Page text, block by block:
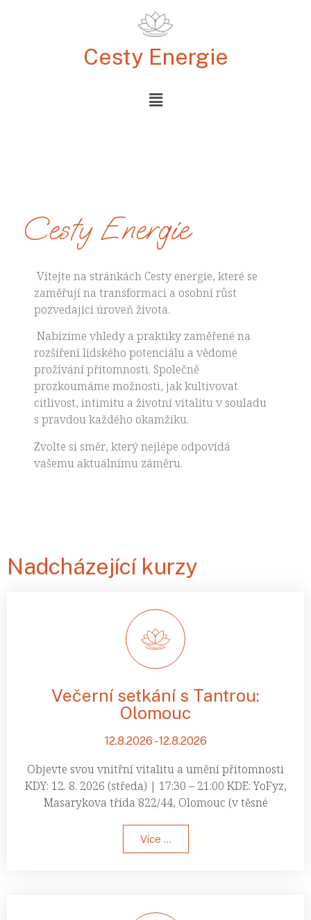
Cesty Energie
Cesty Energie
Vítejte na stránkách Cesty energie, které se
zaměřují na transformaci a osobní růst
pozvedající úroveň života.
Nabízíme vhledy a praktiky zaměřené na
rozšíření lidského potenciálu a vědomé
prožívání přítomnosti. Společně
prozkoumáme možnosti, jak kultivovat
citlivost, intimitu a životní vitalitu v souladu
s pravdou každého okamžiku.
Zvolte si směr, který nejlépe odpovídá
vašemu aktuálnímu záměru.
Nadcházející kurzy
Večerní setkání s Tantrou:
Olomouc
12.8.2026 - 12.8.2026
Objevte svou vnitřní vitalitu a umění přítomnosti
KDY: 12. 8. 2026 (středa) | 17:30 – 21:00 KDE: YoFyz,
Masarykova třída 822/44, Olomouc (v těsné
Více ...